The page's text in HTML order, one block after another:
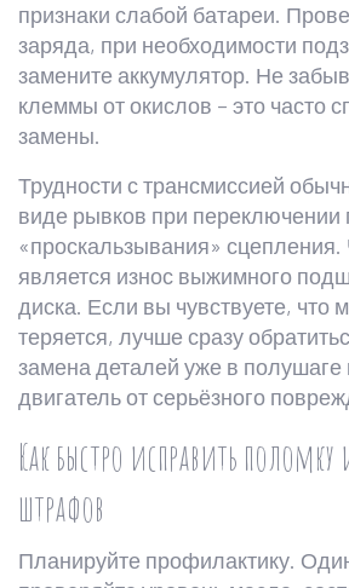
признаки слабой батареи.
заряда, при необходимости
замените аккумулятор. Не
клеммы от окислов – это часто
замены.
Трудности с трансмиссией
виде рывков при переключении
«проскальзывания» сцепления.
является износ выжимного
диска. Если вы чувствуете, что
теряется, лучше сразу
замена деталей уже в полушаге
двигатель от серьёзного
Как быстро исправить поломку
штрафов
Планируйте профилактику.